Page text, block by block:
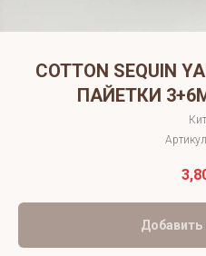
COTTON SEQUIN
ПАЙЕТКИ
Добавить